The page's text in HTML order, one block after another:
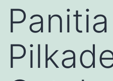
Panitia